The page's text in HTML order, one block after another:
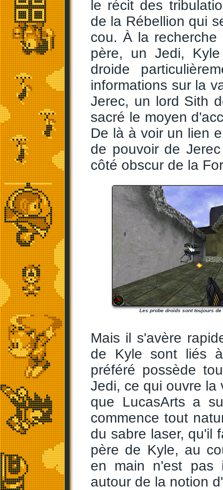
le récit des
de la Rébellion qui
cou. À la recherche
père, un Jedi,
droide
informations sur la
Jerec, un lord Sith
sacré le moyen
De là à voir un lien
de pouvoir de
côté obscur de la
Les probe droids sont toujours de
Mais il s'avère
de Kyle sont liés
préféré possède
Jedi, ce qui ouvre la
que LucasArts a
commence tout
du sabre laser, qu'il
père de Kyle, au
en main n'est pas
autour de la notion